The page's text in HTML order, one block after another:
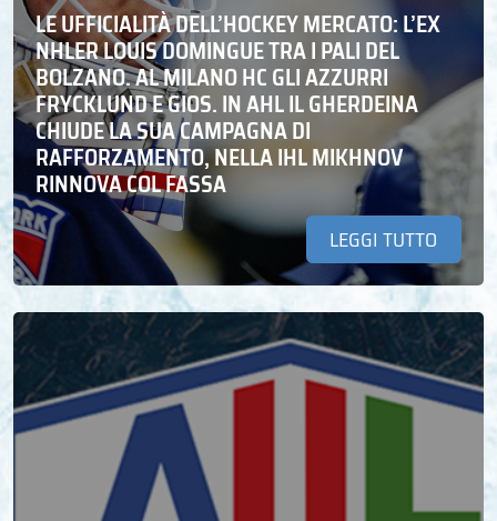
LE UFFICIALITÀ DELL’HOCKEY MERCATO: L’EX
NHLER LOUIS DOMINGUE TRA I PALI DEL
BOLZANO. AL MILANO HC GLI AZZURRI
FRYCKLUND E GIOS. IN AHL IL GHERDEINA
CHIUDE LA SUA CAMPAGNA DI
RAFFORZAMENTO, NELLA IHL MIKHNOV
RINNOVA COL FASSA
LEGGI TUTTO